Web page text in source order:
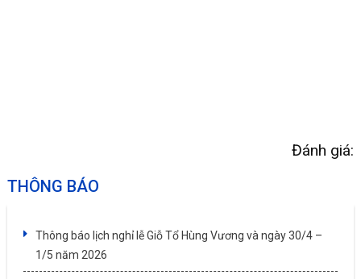
Đánh giá:
THÔNG BÁO
Thông báo lịch nghỉ lễ Giỗ Tổ Hùng Vương và ngày 30/4 –
1/5 năm 2026